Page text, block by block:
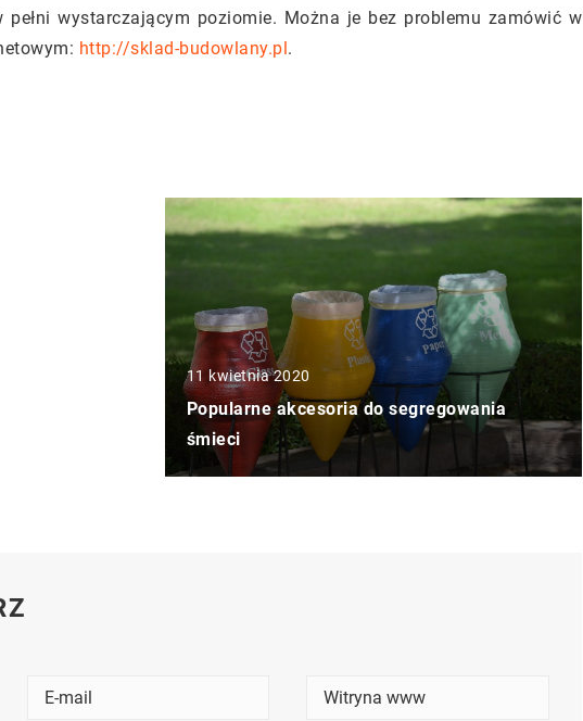
wystarczającym poziomie. Można je bez problemu zamówić w
http://sklad-budowlany.pl .
11 kwietnia 2020
Popularne akcesoria do segregowania
śmieci